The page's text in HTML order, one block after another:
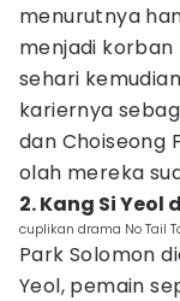
menurutnya
menjadi
sehari
kariernya
dan Choiseong
olah mereka
2. Kang Si Yeol
cuplikan drama No Tail
Park Solomon
Yeol, pemain